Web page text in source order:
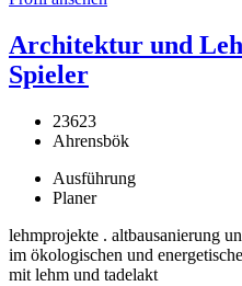
Architektur und
Spieler
23623
Ahrensbök
Ausführung
Planer
lehmprojekte . altbausanierung
im ökologischen und
mit lehm und tadelakt